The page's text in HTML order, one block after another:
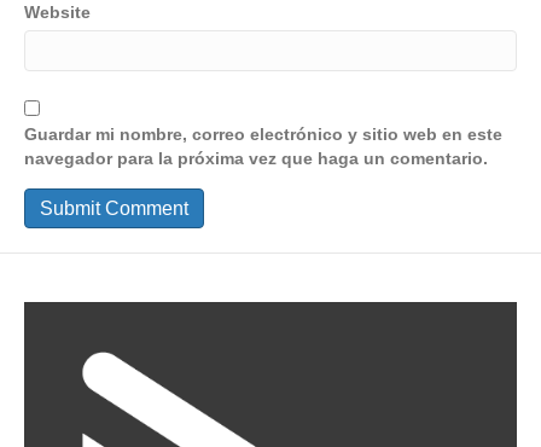
Website
Guardar mi nombre, correo electrónico y sitio web en este
navegador para la próxima vez que haga un comentario.